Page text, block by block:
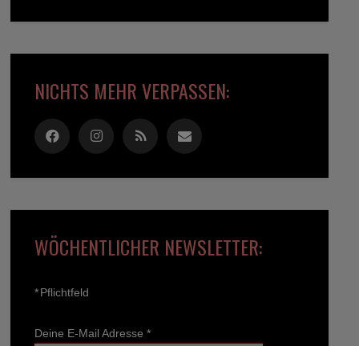
NICHTS MEHR VERPASSEN:
WÖCHENTLICHER NEWSLETTER:
*Pflichtfeld
Deine E-Mail Adresse *